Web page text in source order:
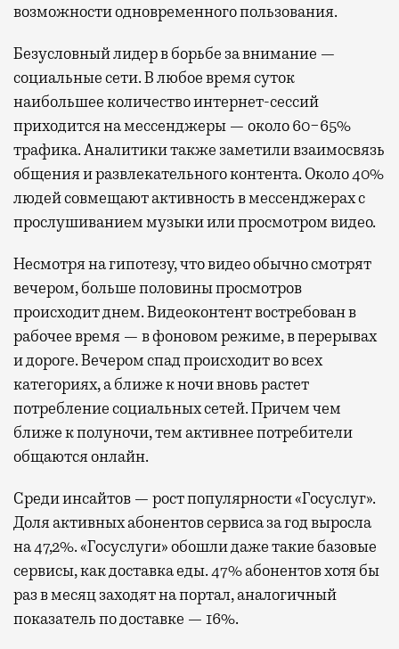
возможности одновременного пользования.
Безусловный лидер в борьбе за внимание —
социальные сети. В любое время суток
наибольшее количество интернет-сессий
приходится на мессенджеры — около 60−65%
трафика. Аналитики также заметили взаимосвязь
общения и развлекательного контента. Около 40%
людей совмещают активность в мессенджерах с
прослушиванием музыки или просмотром видео.
Несмотря на гипотезу, что видео обычно смотрят
вечером, больше половины просмотров
происходит днем. Видеоконтент востребован в
рабочее время — в фоновом режиме, в перерывах
и дороге. Вечером спад происходит во всех
категориях, а ближе к ночи вновь растет
потребление социальных сетей. Причем чем
ближе к полуночи, тем активнее потребители
общаются онлайн.
Среди инсайтов — рост популярности «Госуслуг».
Доля активных абонентов сервиса за год выросла
на 47,2%. «Госуслуги» обошли даже такие базовые
сервисы, как доставка еды. 47% абонентов хотя бы
раз в месяц заходят на портал, аналогичный
показатель по доставке — 16%.